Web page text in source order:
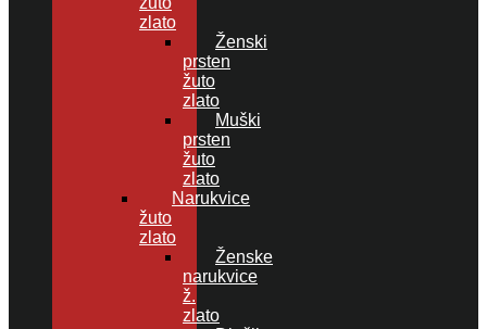
zlato
Ženski
prsten
žuto
zlato
Muški
prsten
žuto
zlato
Narukvice
žuto
zlato
Ženske
narukvice
ž.
zlato